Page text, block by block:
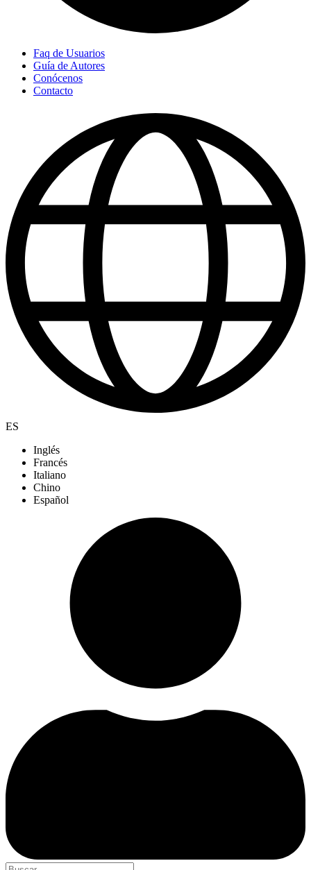
Faq de Usuarios
Guía de Autores
Conócenos
Contacto
ES
Inglés
Francés
Italiano
Chino
Español